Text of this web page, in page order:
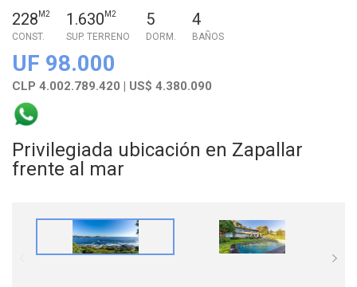
228 M2
CONST.
1.630 M2
SUP. TERRENO
5
DORM.
4
BAÑOS
UF 98.000
CLP 4.002.789.420 | US$ 4.380.090
Privilegiada ubicación en Zapallar
frente al mar